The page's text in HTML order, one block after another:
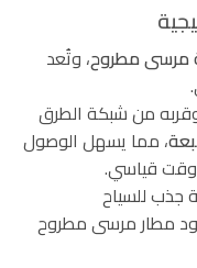
مرسى مطروح، وتُعد
وقربه من شبكة الطرق
، مما يسهل الوصول
وقت قياسي.
جذب للسياح
مطار مرسى مطروح